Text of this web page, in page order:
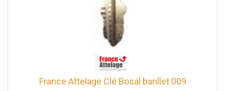
France Attelage Clé Bosal barillet 009